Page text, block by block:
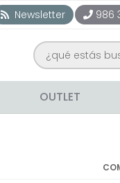
Newsletter 986
OUTLET